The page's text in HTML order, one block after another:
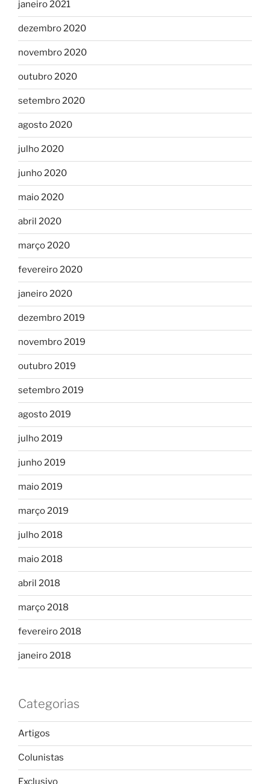
janeiro 2021
dezembro 2020
novembro 2020
outubro 2020
setembro 2020
agosto 2020
julho 2020
junho 2020
maio 2020
abril 2020
março 2020
fevereiro 2020
janeiro 2020
dezembro 2019
novembro 2019
outubro 2019
setembro 2019
agosto 2019
julho 2019
junho 2019
maio 2019
março 2019
julho 2018
maio 2018
abril 2018
março 2018
fevereiro 2018
janeiro 2018
Categorias
Artigos
Colunistas
Exclusivo